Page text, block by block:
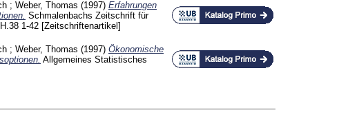
; Weber, Thomas (1997) Erfahrungen
Schmalenbachs Zeitschrift für
1-42 [Zeitschriftenartikel]
; Weber, Thomas (1997) Ökonomische
Allgemeines Statistisches